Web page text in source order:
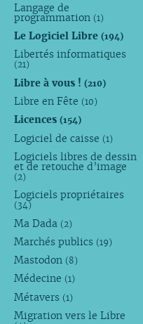
Langage de
programmation (1)
Le Logiciel Libre (194)
Libertés informatiques
(21)
Libre à vous ! (210)
Libre en Fête (10)
Licences (154)
Logiciel de caisse (1)
Logiciels libres de dessin
et de retouche d’image
(2)
Logiciels propriétaires
(34)
Ma Dada (2)
Marchés publics (19)
Mastodon (8)
Médecine (1)
Métavers (1)
Migration vers le Libre